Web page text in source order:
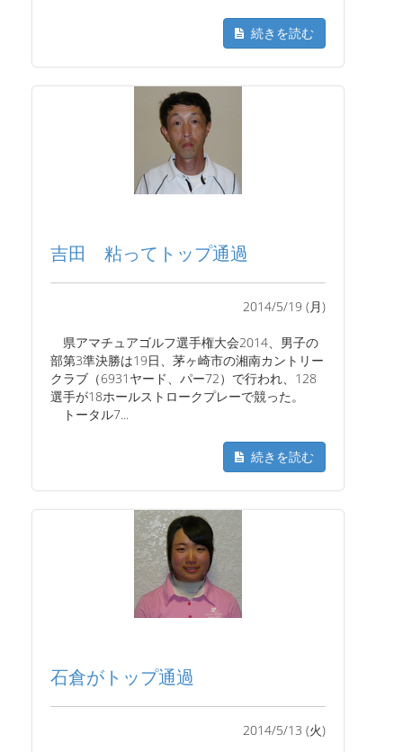
続きを読む
吉田 粘ってトップ通過
2014/5/19 (月)
県アマチュアゴルフ選手権大会2014、男子の
部第3準決勝は19日、茅ヶ崎市の湘南カントリー
クラブ（6931ヤード、パー72）で行われ、128
選手が18ホールストロークプレーで競った。
トータル7...
続きを読む
石倉がトップ通過
2014/5/13 (火)